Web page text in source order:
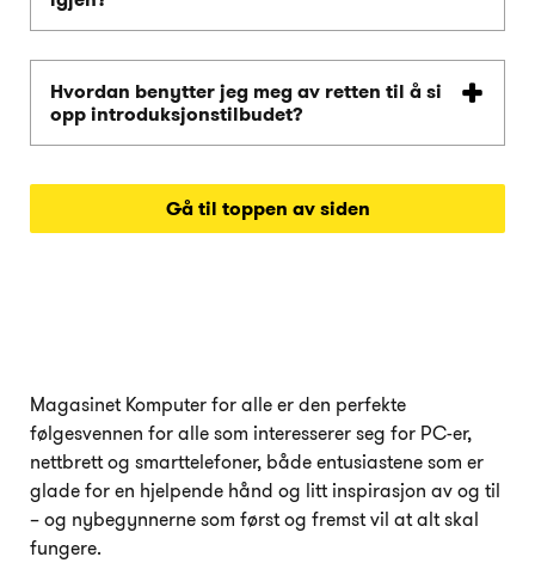
Hvordan benytter jeg meg av retten til å si
opp introduksjonstilbudet?
Gå til toppen av siden
Magasinet Komputer for alle er den perfekte
følgesvennen for alle som interesserer seg for PC-er,
nettbrett og smarttelefoner, både entusiastene som er
glade for en hjelpende hånd og litt inspirasjon av og til
– og nybegynnerne som først og fremst vil at alt skal
fungere.